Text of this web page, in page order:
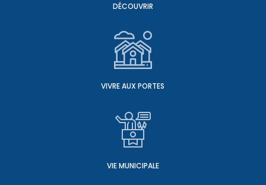
DÉCOUVRIR
VIVRE AUX PORTES
VIE MUNICIPALE